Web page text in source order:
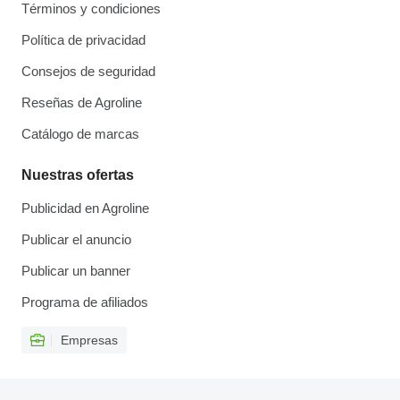
Términos y condiciones
Política de privacidad
Consejos de seguridad
Reseñas de Agroline
Catálogo de marcas
Nuestras ofertas
Publicidad en Agroline
Publicar el anuncio
Publicar un banner
Programa de afiliados
Empresas